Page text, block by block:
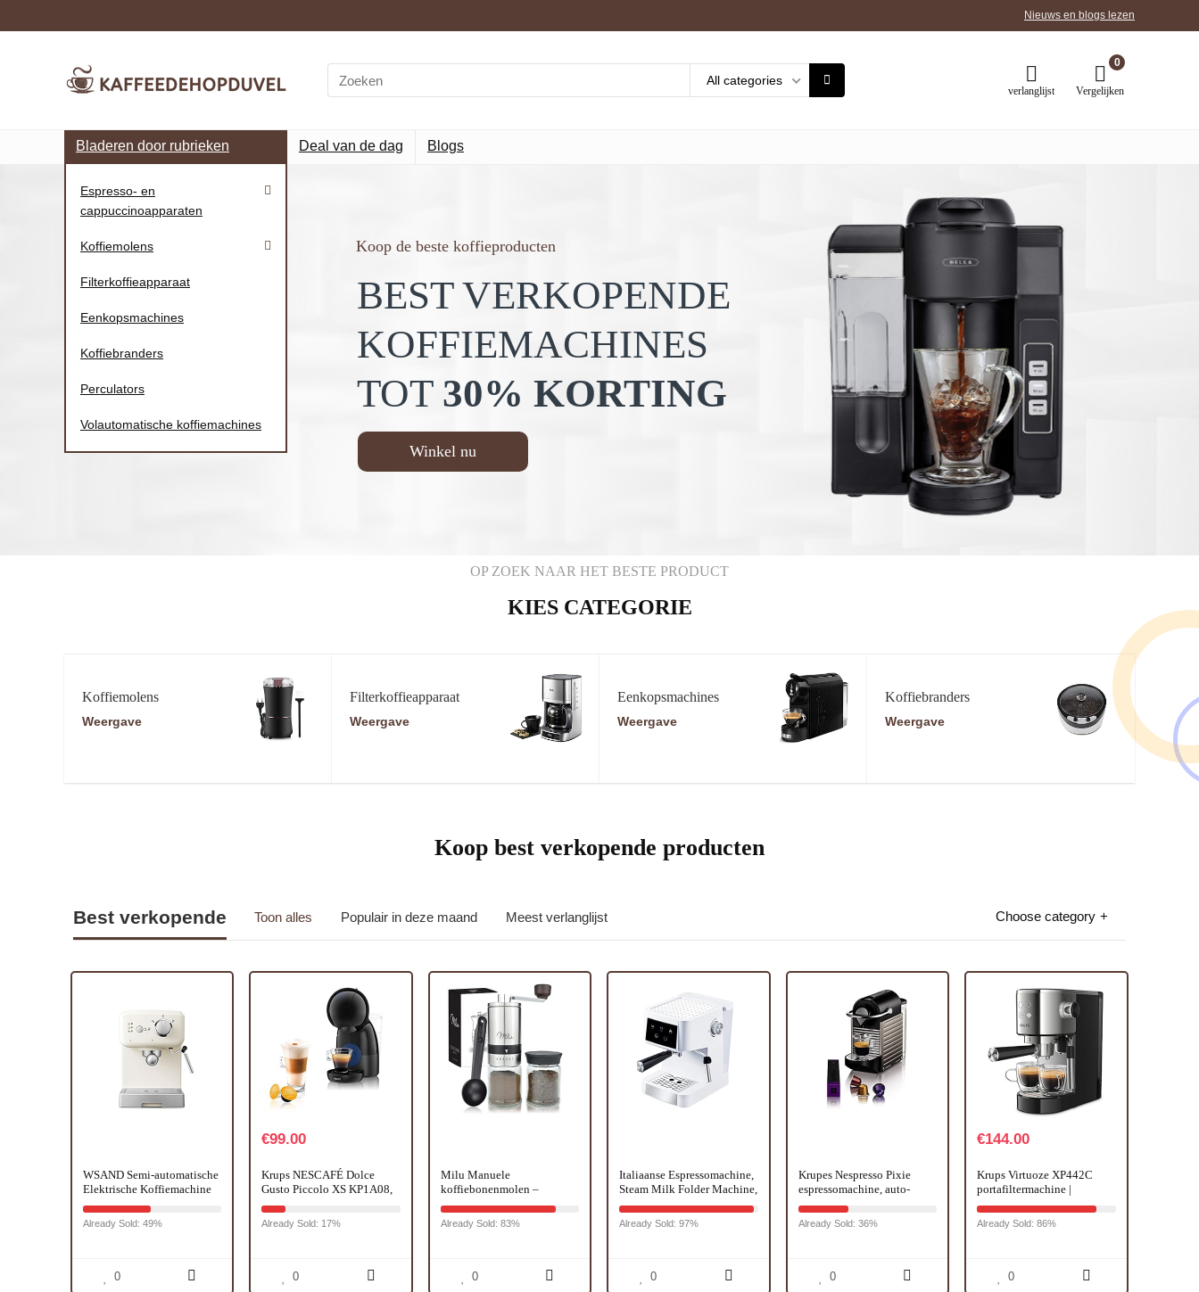
Nieuws en blogs lezen
All categories
verlanglijst
0
Vergelijken
Bladeren door rubrieken
Espresso- en
cappuccinoapparaten
Koffiemolens
Filterkoffieapparaat
Eenkopsmachines
Koffiebranders
Perculators
Volautomatische koffiemachines
Deal van de dag Blogs
BEST VERKOPENDE
KOFFIEMACHINES
TOT 30% KORTING
Koop de beste koffieproducten
Winkel nu
OP ZOEK NAAR HET BESTE PRODUCT
KIES CATEGORIE
Koffiemolens
Weergave
Filterkoffieapparaat
Weergave
Eenkopsmachines
Weergave
Koffiebranders
Weergave
Koop best verkopende producten
Best verkopende Toon alles Populair in deze maand Meest verlanglijst Choose category
WSAND Semi-automatische
Elektrische Koffiemachine
Espressomachine Schuim
Machine Elektrische
Melkopschuimer Huis
Already Sold: 49%
0
€99.00
Krups NESCAFÉ Dolce
Gusto Piccolo XS KP1A08,
Handmatige koffiemachine
voor capsules, Compacte en
geavanceerde
bereiding, Zwart
Already Sold: 17%
0
Milu Manuele
koffiebonenmolen –
Handmatige koffiemolen
met keramisch
maalmechanisme – Traploze
en borstel (Roestvrij staal)
Already Sold: 83%
0
Italiaanse Espressomachine,
Steam Milk Folder Machine,
Huishoudelijke Kleine
Automatische
Koffiemachine, (zilver)
Already Sold: 97%
0
Krupes Nespresso Pixie
espressomachine, auto-
ontsteking, titanium
Already Sold: 36%
0
€144.00
Krups Virtuoze XP442C
portafiltermachine |
espressomachine | met
melkschuimmondstuk |
pompdruk van 15 bar |
liter | Testwinnaar Stiftung
Warentest
Already Sold: 86%
0